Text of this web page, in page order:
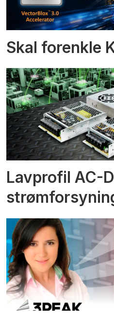
Skal forenkle
Lavprofil AC-